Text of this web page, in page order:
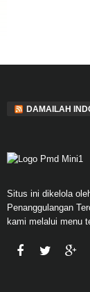
DAMAILAH
Situs ini dikelola
Penanggulangan
kami melalui menu